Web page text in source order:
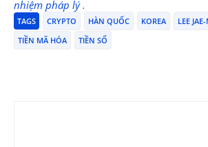
nhiệm pháp lý.
TAGS CRYPTO HÀN QUỐC KOREA LEE
TIỀN MÃ HÓA
TIỀN SỐ